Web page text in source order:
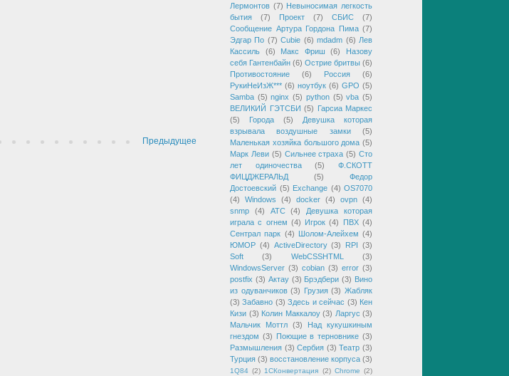
Предыдущее
Лермонтов (7) Невыносимая легкость
бытия
(7) Проект (7) СБИС
(7)
Сообщение Артура Гордона Пима (7)
Эдгар По (7) Cubie (6) mdadm (6) Лев
Кассиль
(6) Макс Фриш (6)
Назову
себя Гантенбайн (6) Острие бритвы (6)
Противостояние
(6) Россия
(6)
РукиНеИзЖ*** (6) ноутбук (6) GPO (5)
Samba (5) nginx (5) python (5) vba (5)
ВЕЛИКИЙ ГЭТСБИ (5)
Гарсиа Маркес
(5)
Города (5)
Девушка которая
взрывала воздушные замки
(5)
Маленькая хозяйка большого дома (5)
Марк Леви (5) Сильнее страха (5) Сто
лет одиночества
(5)
Ф.СКОТТ
ФИЦДЖЕРАЛЬД
(5)
Федор
Достоевский (5) Exchange (4) OS7070
(4)
Windows (4) docker (4) ovpn (4)
snmp
(4) АТС (4)
Девушка которая
играла с огнем (4) Игрок (4) ПВХ (4)
Сентрал парк (4) Шолом-Алейхем (4)
ЮМОР (4) ActiveDirectory (3) RPI
(3)
Soft
(3) WebCSSHTML
(3)
WindowsServer (3) cobian (3) error (3)
postfix (3) Актау (3) Брэдбери (3) Вино
из одуванчиков (3) Грузия (3) Жабляк
(3) Забавно (3) Здесь и сейчас (3) Кен
Кизи (3) Колин Маккалоу (3) Ларгус (3)
Мальчик Моттл (3)
Над кукушкиным
гнездом (3) Поющие в терновнике (3)
Размышления (3) Сербия (3) Театр (3)
Турция (3) восстановление корпуса (3)
1Q84 (2) 1СКонвертация (2) Chrome (2)